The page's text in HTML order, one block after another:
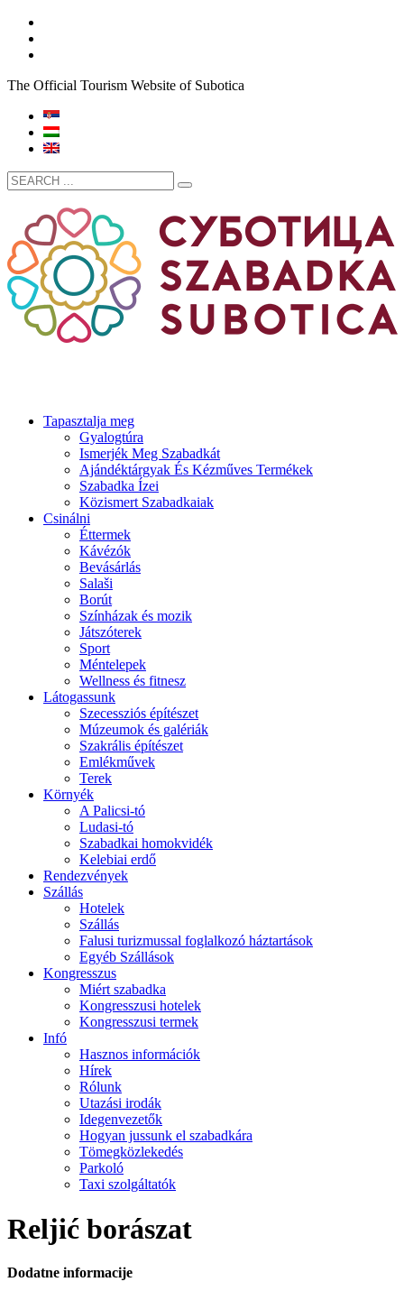
The Official Tourism Website of Subotica
Tapasztalja meg
Gyalogtúra
Ismerjék Meg Szabadkát
Ajándéktárgyak És Kézműves Termékek
Szabadka Ízei
Közismert Szabadkaiak
Csinálni
Éttermek
Kávézók
Bevásárlás
Salaši
Borút
Színházak és mozik
Játszóterek
Sport
Méntelepek
Wellness és fitnesz
Látogassunk
Szecessziós építészet
Múzeumok és galériák
Szakrális építészet
Emlékművek
Terek
Környék
A Palicsi-tó
Ludasi-tó
Szabadkai homokvidék
Kelebiai erdő
Rendezvények
Szállás
Hotelek
Szállás
Falusi turizmussal foglalkozó háztartások
Egyéb Szállások
Kongresszus
Miért szabadka
Kongresszusi hotelek
Kongresszusi termek
Infó
Hasznos információk
Hírek
Rólunk
Utazási irodák
Idegenvezetők
Hogyan jussunk el szabadkára
Tömegközlekedés
Parkoló
Taxi szolgáltatók
Reljić borászat
Dodatne informacije